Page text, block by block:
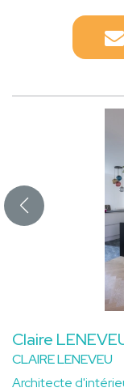
Claire
CLAIRE LENEVEU
Architecte